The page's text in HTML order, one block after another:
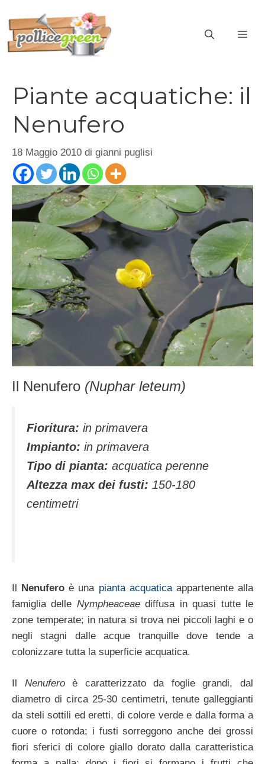
contenuto
Piante acquatiche: il
Nenufero
18 Maggio 2010 di gianni puglisi
Il Nenufero (Nuphar leteum)
Fioritura: in primavera
Impianto: in primavera
Tipo di pianta: acquatica perenne
Altezza max dei fusti: 150-180
centimetri
Nenufero è una pianta acquaticaappartenente alla
famiglia delle Nympheaceaediffusa in quasi tutte le
zone temperate; in natura si trova nei piccoli laghi e o
negli stagni dalle acque tranquille dove tende a
colonizzare tutta la superficie acquatica.
Il Nenuferoè caratterizzato da foglie grandi, dal
diametro di circa 25-30 centimetri, tenute galleggianti
da steli sottili ed eretti, di colore verde e dalla forma a
cuore o rotonda; i fusti sorreggono anche dei grossi
fiori sferici di colore giallo dorato dalla caratteristica